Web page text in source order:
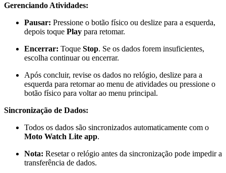
Gerenciando Atividades:
Pausar: Pressione o botão físico ou deslize para a esquerda,
depois toque Play para retomar.
Encerrar: Toque Stop. Se os dados forem insuficientes,
escolha continuar ou encerrar.
Após concluir, revise os dados no relógio, deslize para a
esquerda para retornar ao menu de atividades ou pressione o
botão físico para voltar ao menu principal.
Sincronização de Dados:
Todos os dados são sincronizados automaticamente com o
Moto Watch Lite app.
Nota: Resetar o relógio antes da sincronização pode impedir a
transferência de dados.